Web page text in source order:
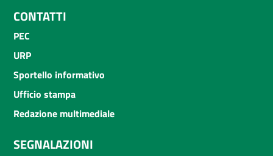
CONTATTI
PEC
URP
Sportello informativo
Ufficio stampa
Redazione multimediale
SEGNALAZIONI